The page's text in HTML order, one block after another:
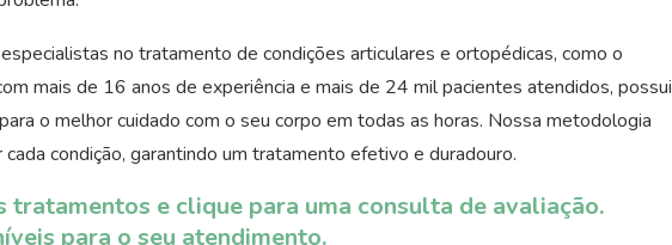
no tratamento de condições articulares e ortopédicas, como o
mais de 16 anos de experiência e mais de 24 mil pacientes atendidos, possui
o melhor cuidado com o seu corpo em todas as horas. Nossa metodologia
condição, garantindo um tratamento efetivo e duradouro.
tratamentos e clique para uma consulta de avaliação.
para o seu atendimento.